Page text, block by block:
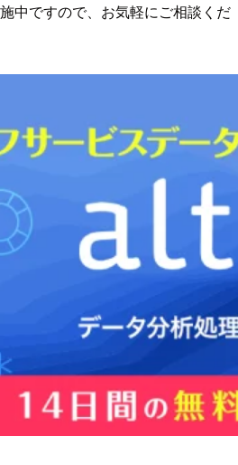
中ですので、お気軽にご相談くだ